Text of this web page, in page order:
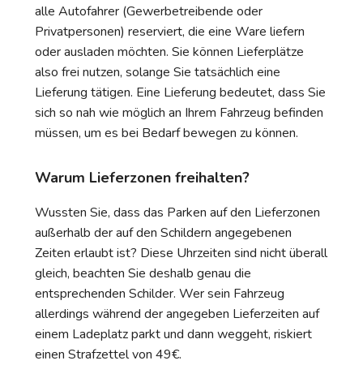
alle Autofahrer (Gewerbetreibende oder
Privatpersonen) reserviert, die eine Ware liefern
oder ausladen möchten. Sie können Lieferplätze
also frei nutzen, solange Sie tatsächlich eine
Lieferung tätigen. Eine Lieferung bedeutet, dass Sie
sich so nah wie möglich an Ihrem Fahrzeug befinden
müssen, um es bei Bedarf bewegen zu können.
Warum Lieferzonen freihalten?
Wussten Sie, dass das Parken auf den Lieferzonen
außerhalb der auf den Schildern angegebenen
Zeiten erlaubt ist? Diese Uhrzeiten sind nicht überall
gleich, beachten Sie deshalb genau die
entsprechenden Schilder. Wer sein Fahrzeug
allerdings während der angegeben Lieferzeiten auf
einem Ladeplatz parkt und dann weggeht, riskiert
einen Strafzettel von 49€.